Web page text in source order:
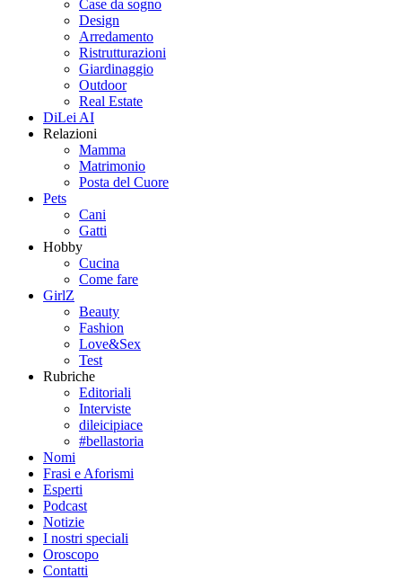
Case da sogno
Design
Arredamento
Ristrutturazioni
Giardinaggio
Outdoor
Real Estate
DiLei AI
Relazioni
Mamma
Matrimonio
Posta del Cuore
Pets
Cani
Gatti
Hobby
Cucina
Come fare
GirlZ
Beauty
Fashion
Love&Sex
Test
Rubriche
Editoriali
Interviste
dileicipiace
#bellastoria
Nomi
Frasi e Aforismi
Esperti
Podcast
Notizie
I nostri speciali
Oroscopo
Contatti